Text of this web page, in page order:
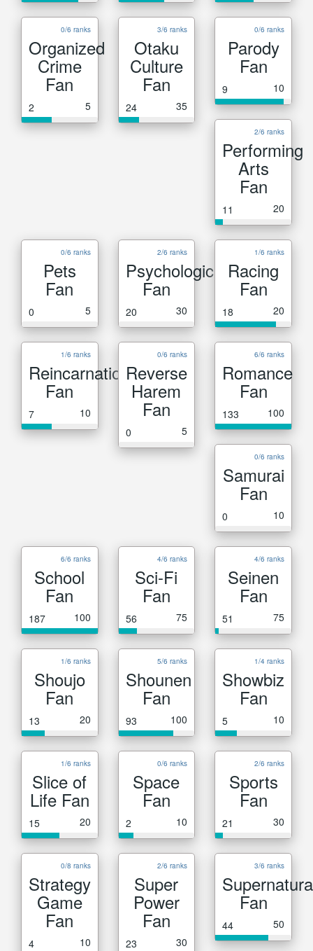
0/6 ranks
Organized
Crime
Fan
2 5
3/6 ranks
Otaku
Culture
Fan
24 35
0/6 ranks
Parody
Fan
9 10
2/6 ranks
Performing
Arts
Fan
11 20
0/6 ranks
Pets
Fan
0 5
2/6 ranks
Psychological
Fan
20 30
1/6 ranks
Racing
Fan
18 20
1/6 ranks
Reincarnation
Fan
7 10
0/6 ranks
Reverse
Harem
Fan
0 5
6/6 ranks
Romance
Fan
133 100
0/6 ranks
Samurai
Fan
0 10
6/6 ranks
School
Fan
187 100
4/6 ranks
Sci-Fi
Fan
56 75
4/6 ranks
Seinen
Fan
51 75
1/6 ranks
Shoujo
Fan
13 20
5/6 ranks
Shounen
Fan
93 100
1/4 ranks
Showbiz
Fan
5 10
1/6 ranks
Slice of
Life Fan
15 20
0/6 ranks
Space
Fan
2 10
2/6 ranks
Sports
Fan
21 30
0/8 ranks
Strategy
Game
Fan
4 10
2/6 ranks
Super
Power
Fan
23 30
3/6 ranks
Fan
44 50